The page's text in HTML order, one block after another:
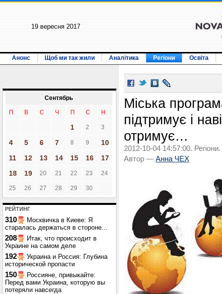
19 вересня 2017
Анонс Щоб ми так жили Аналітика Регіони Освіта
Сентябрь
П В С Ч П С Н
1 2 3
4 5 6 7 8 9
10
11
12 13 14 15 16
17
18
19 20 21 22 23 24
25 26 27 28 29 30
РЕЙТИНГ
310
Москвичка в Киеве: Я
старалась держаться в стороне...
208
Итак, что происходит в
Украине на самом деле
192
Украина и Россия: Глубина
исторической пропасти
150
Россияне, привыкайте:
Перед вами Украина, которую вы
потеряли навсегда
Міська
підтримує і
отримує…
2012-10-04 14:57:00. Регіони.
Автор — Анна ЧЕХ